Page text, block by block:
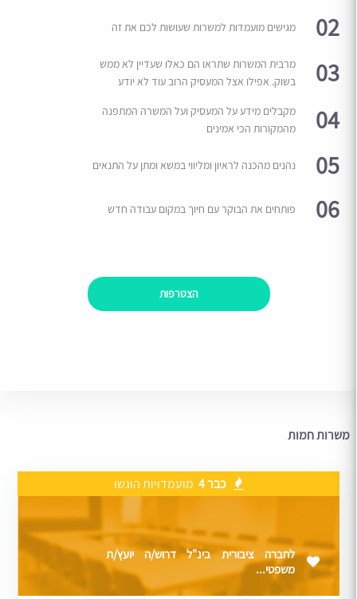
02 מגישים מועמדות למשרות שעושות לכם את זה
03
מרבית המשרות שתראו הם כאלו שעדיין לא ממש
בשוק. אפילו אצל המעסיק הרוב עוד לא יודע
04
מקבלים מידע על המעסיק ועל המשרה המתפנה
מהמקורות הכי אמינים
05 נהנים מהכנה לראיון ומליווי במשא ומתן על התנאים
06 פותחים את הבוקר עם חיוך במקום עבודה חדש
הצטרפות
משרות חמות
כבר 4 מועמדויות הוגשו
לחברה ציבורית בינ"ל דרוש/ה יועץ/ת
משפטי...